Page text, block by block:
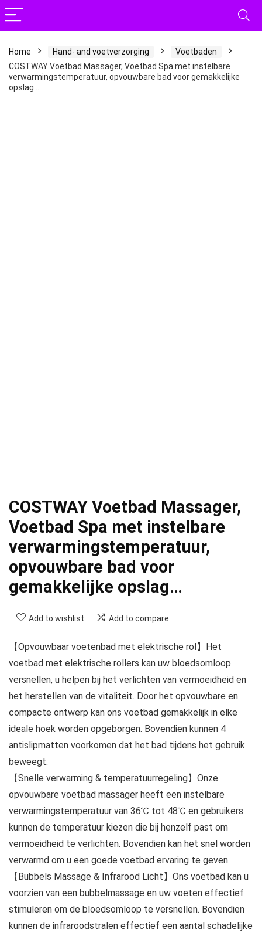
Home Hand- and voetverzorging
Voetbaden
COSTWAY Voetbad Massager, Voetbad Spa met instelbare
verwarmingstemperatuur, opvouwbare bad voor gemakkelijke
opslag…
COSTWAY Voetbad Massager,
Voetbad Spa met instelbare
verwarmingstemperatuur,
opvouwbare bad voor
gemakkelijke opslag…
Add to wishlist Add to compare
【Opvouwbaar voetenbad met elektrische rol】Het
voetbad met elektrische rollers kan uw bloedsomloop
versnellen, u helpen bij het verlichten van vermoeidheid en
het herstellen van de vitaliteit. Door het opvouwbare en
compacte ontwerp kan ons voetbad gemakkelijk in elke
ideale hoek worden opgeborgen. Bovendien kunnen 4
antislipmatten voorkomen dat het bad tijdens het gebruik
beweegt.
【Snelle verwarming & temperatuurregeling】Onze
opvouwbare voetbad massager heeft een instelbare
verwarmingstemperatuur van 36℃ tot 48℃ en gebruikers
kunnen de temperatuur kiezen die bij henzelf past om
vermoeidheid te verlichten. Bovendien kan het snel worden
verwarmd om u een goede voetbad ervaring te geven.
【Bubbels Massage & Infrarood Licht】Ons voetbad kan u
voorzien van een bubbelmassage en uw voeten effectief
stimuleren om de bloedsomloop te versnellen. Bovendien
kunnen de infraroodstralen effectief een aantal schadelijke